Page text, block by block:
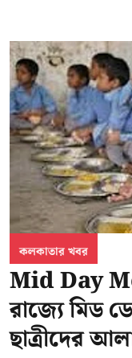
কলকাতার খবর
Mid Day
রাজ্যে মিড
ছাত্রীদের